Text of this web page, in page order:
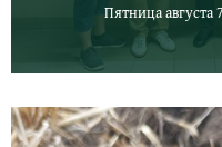
Пятница августа